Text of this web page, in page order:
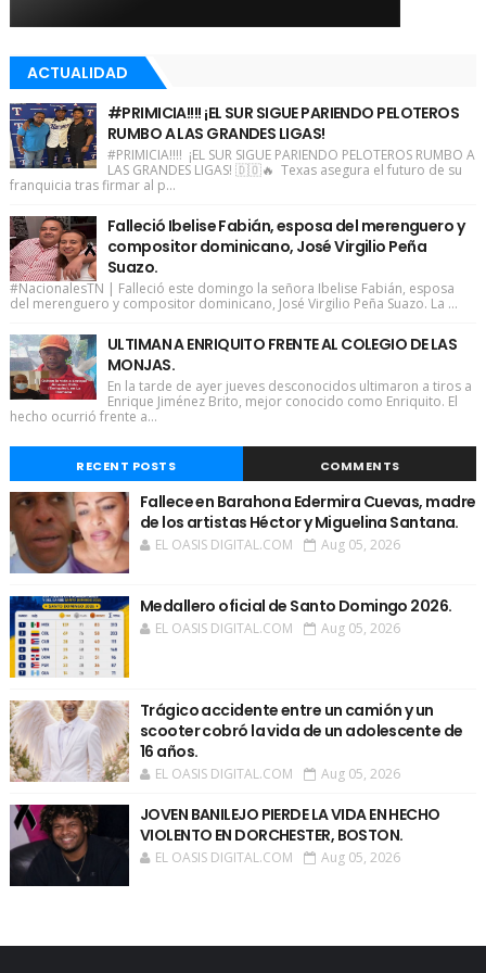
ACTUALIDAD
#PRIMICIA!!!! ¡EL SUR SIGUE PARIENDO PELOTEROS
RUMBO A LAS GRANDES LIGAS!
#PRIMICIA!!!! ¡EL SUR SIGUE PARIENDO PELOTEROS RUMBO A
LAS GRANDES LIGAS! 🇩🇴🔥 Texas asegura el futuro de su
franquicia tras firmar al p...
Falleció Ibelise Fabián, esposa del merenguero y
compositor dominicano, José Virgilio Peña
Suazo.
#NacionalesTN | Falleció este domingo la señora Ibelise Fabián, esposa
del merenguero y compositor dominicano, José Virgilio Peña Suazo. La ...
ULTIMAN A ENRIQUITO FRENTE AL COLEGIO DE LAS
MONJAS.
En la tarde de ayer jueves desconocidos ultimaron a tiros a
Enrique Jiménez Brito, mejor conocido como Enriquito. El
hecho ocurrió frente a...
RECENT POSTS COMMENTS
Fallece en Barahona Edermira Cuevas, madre
de los artistas Héctor y Miguelina Santana.
EL OASIS DIGITAL.COM Aug 05, 2026
Medallero oficial de Santo Domingo 2026.
EL OASIS DIGITAL.COM Aug 05, 2026
Trágico accidente entre un camión y un
scooter cobró la vida de un adolescente de
16 años.
EL OASIS DIGITAL.COM Aug 05, 2026
JOVEN BANILEJO PIERDE LA VIDA EN HECHO
VIOLENTO EN DORCHESTER, BOSTON.
EL OASIS DIGITAL.COM Aug 05, 2026